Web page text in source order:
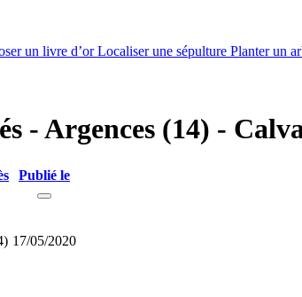
un livre d’orLocaliser une sépulture Planter un
- Argences (14) -
Publié le
17/05/2020